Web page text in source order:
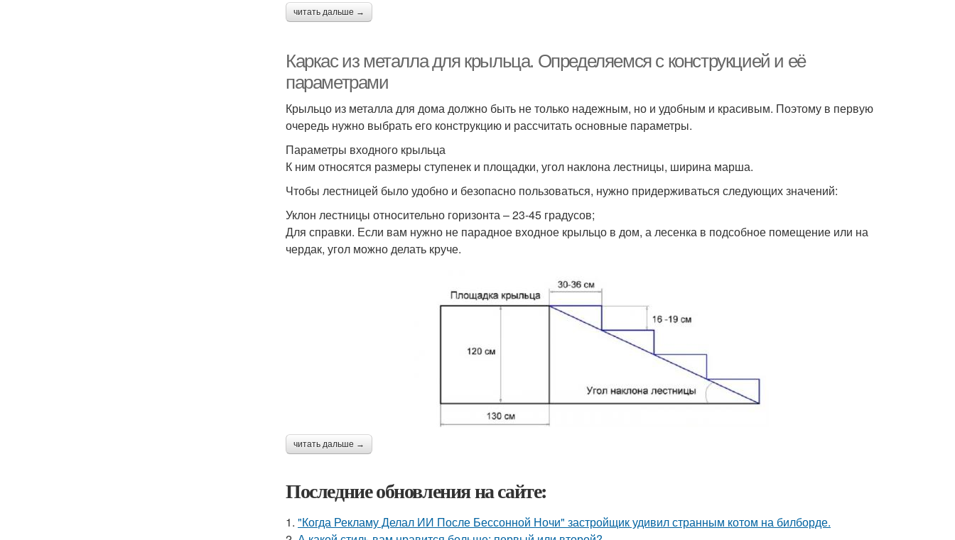
читать дальше →
Каркас из металла для крыльца. Определяемся с конструкцией и её
параметрами
Крыльцо из металла для дома должно быть не только надежным, но и удобным и красивым. Поэтому в первую
очередь нужно выбрать его конструкцию и рассчитать основные параметры.
Параметры входного крыльца
К ним относятся размеры ступенек и площадки, угол наклона лестницы, ширина марша.
Чтобы лестницей было удобно и безопасно пользоваться, нужно придерживаться следующих значений:
Уклон лестницы относительно горизонта – 23-45 градусов;
Для справки. Если вам нужно не парадное входное крыльцо в дом, а лесенка в подсобное помещение или на
чердак, угол можно делать круче.
читать дальше →
Последние обновления на сайте:
1. "Когда Рекламу Делал ИИ После Бессонной Ночи" застройщик удивил странным котом на билборде.